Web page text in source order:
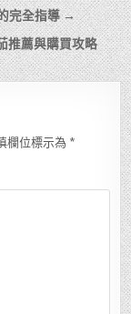
完全指導 →
推薦與購買攻略
欄位標示為 *